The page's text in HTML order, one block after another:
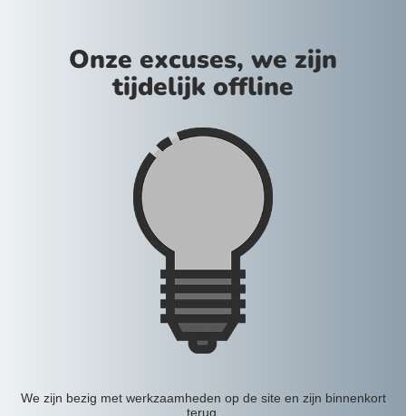
Onze excuses, we zijn
tijdelijk offline
We zijn bezig met werkzaamheden op de site en zijn binnenkort
terug.